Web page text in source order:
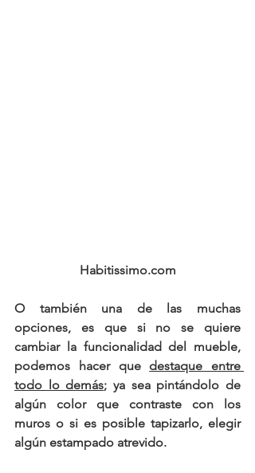
Habitissimo.com
O también una de las muchas
opciones, es que si no se quiere
cambiar la funcionalidad del mueble,
podemos hacer que destaque entre
todo lo demás; ya sea pintándolo de
algún color que contraste con los
muros o si es posible tapizarlo, elegir
algún estampado atrevido.